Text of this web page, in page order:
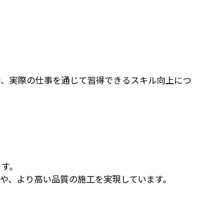
実際の仕事を通じて習得できるスキル向上につ
。
より高い品質の施工を実現しています。